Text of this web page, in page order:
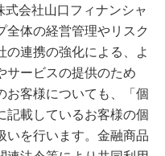
式会社山口フィナンシャ
全体の経営管理やリスク
の連携の強化による、よ
サービスの提供のため
お客様についても、「個
記載しているお客様の個
いを行います。金融商品